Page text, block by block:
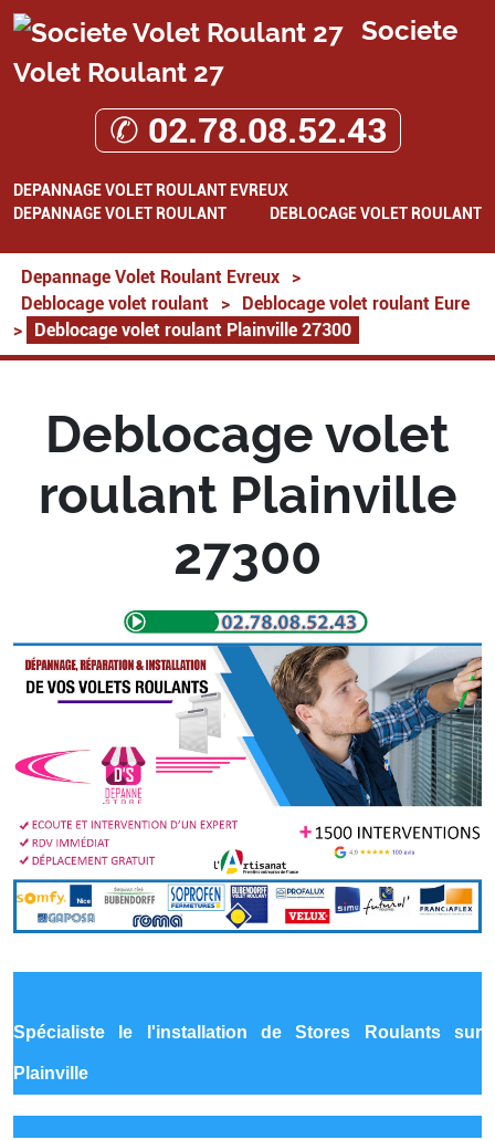
Societe
Volet Roulant 27
✆ 02.78.08.52.43
DEPANNAGE VOLET ROULANT EVREUX
DEPANNAGE VOLET ROULANT
DEBLOCAGE VOLET ROULANT
Depannage Volet Roulant Evreux
>
Deblocage volet roulant
>
Deblocage volet roulant Eure
>
Deblocage volet roulant Plainville 27300
Deblocage volet
roulant Plainville
27300
Spécialiste le l'installation de Stores Roulants sur
Plainville